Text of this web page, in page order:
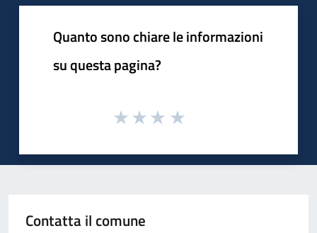
Quanto sono chiare le informazioni
su questa pagina?
Contatta il comune